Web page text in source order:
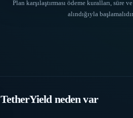
Plan karşılaştırması ödeme kuralları, süre
alındığıyla
TetherYield neden var